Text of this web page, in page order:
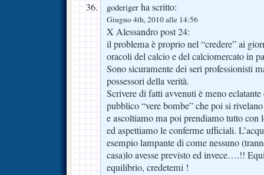
goderiger ha scritto:
Giugno 4th, 2010 alle 14:56
X Alessandro post 24:
il problema è proprio nel “credere” ai
oracoli del calcio e del calciomercato in
Sono sicuramente dei seri professionisti
possessori della verità.
Scrivere di fatti avvenuti è meno
pubblico “vere bombe” che poi si
e ascoltiamo ma poi prendiamo tutto con
ed aspettiamo le conferme ufficiali.
esempio lampante di come nessuno
casa)lo avesse previsto ed invece….!!
equilibrio, credetemi !